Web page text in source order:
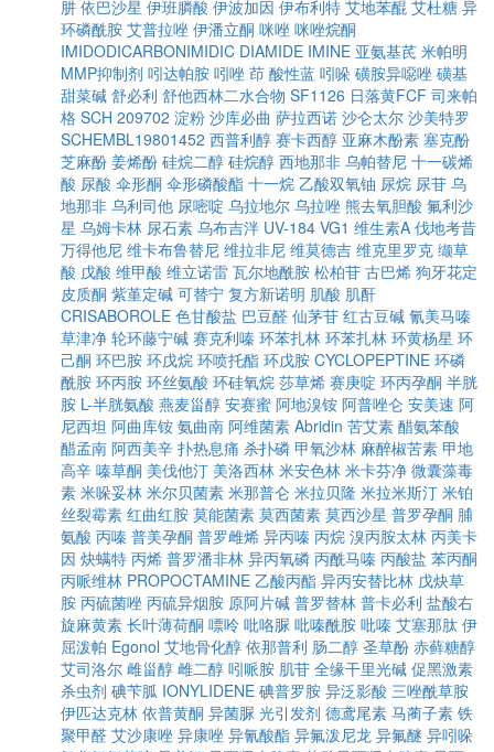
肼 依巴沙星 伊班膦酸 伊波加因 伊布利特 艾地苯醌 艾杜糖 异
环磷酰胺 艾普拉唑 伊潘立酮 咪唑 咪唑烷酮
IMIDODICARBONIMIDIC DIAMIDE IMINE 亚氨基芪 米帕明
MMP抑制剂 吲达帕胺 吲唑 茚 酸性蓝 吲哚 磺胺异噁唑 磺基
甜菜碱 舒必利 舒他西林二水合物 SF1126 日落黄FCF 司来帕
格 SCH 209702 淀粉 沙库必曲 萨拉西诺 沙仑太尔 沙美特罗
SCHEMBL19801452 西普利醇 赛卡西醇 亚麻木酚素 塞克酚
芝麻酚 姜烯酚 硅烷二醇 硅烷醇 西地那非 乌帕替尼 十一碳烯
酸 尿酸 伞形酮 伞形磷酸酯 十一烷 乙酸双氧铀 尿烷 尿苷 乌
地那非 乌利司他 尿嘧啶 乌拉地尔 乌拉唑 熊去氧胆酸 氟利沙
星 乌姆卡林 尿石素 乌布吉泮 UV-184 VG1 维生素A 伐地考昔
万得他尼 维卡布鲁替尼 维拉非尼 维莫德吉 维克里罗克 缬草
酸 戊酸 维甲酸 维立诺雷 瓦尔地酰胺 松柏苷 古巴烯 狗牙花定
皮质酮 紫堇定碱 可替宁 复方新诺明 肌酸 肌酐
CRISABOROLE 色甘酸盐 巴豆醛 仙茅苷 红古豆碱 氰美马嗪
草津净 轮环藤宁碱 赛克利嗪 环苯扎林 环苯扎林 环黄杨星 环
己酮 环巴胺 环戊烷 环喷托酯 环戊胺 CYCLOPEPTINE 环磷
酰胺 环丙胺 环丝氨酸 环硅氧烷 莎草烯 赛庚啶 环丙孕酮 半胱
胺 L-半胱氨酸 燕麦甾醇 安赛蜜 阿地溴铵 阿普唑仑 安美速 阿
尼西坦 阿曲库铵 氨曲南 阿维菌素 Abridin 苦艾素 醋氨苯酸
醋孟南 阿西美辛 扑热息痛 杀扑磷 甲氧沙林 麻醉椒苦素 甲地
高辛 嗪草酮 美伐他汀 美洛西林 米安色林 米卡芬净 微囊藻毒
素 米哚妥林 米尔贝菌素 米那普仑 米拉贝隆 米拉米斯汀 米铂
丝裂霉素 红曲红胺 莫能菌素 莫西菌素 莫西沙星 普罗孕酮 脯
氨酸 丙嗪 普美孕酮 普罗雌烯 异丙嗪 丙烷 溴丙胺太林 丙美卡
因 炔螨特 丙烯 普罗潘非林 异丙氧磷 丙酰马嗪 丙酸盐 苯丙酮
丙哌维林 PROPOCTAMINE 乙酸丙酯 异丙安替比林 戊炔草
胺 丙硫菌唑 丙硫异烟胺 原阿片碱 普罗替林 普卡必利 盐酸右
旋麻黄素 长叶薄荷酮 嘌呤 吡咯脲 吡嗪酰胺 吡嗪 艾塞那肽 伊
屈泼帕 Egonol 艾地骨化醇 依那普利 肠二醇 圣草酚 赤藓糖醇
艾司洛尔 雌甾醇 雌二醇 吲哌胺 肌苷 全缘干里光碱 促黑激素
杀虫剂 碘苄胍 IONYLIDENE 碘普罗胺 异泛影酸 三唑酰草胺
伊匹达克林 依普黄酮 异菌脲 光引发剂 德鸢尾素 马蔺子素 铁
聚甲醛 艾沙康唑 异康唑 异氰酸酯 异氟泼尼龙 异氟醚 异吲哚